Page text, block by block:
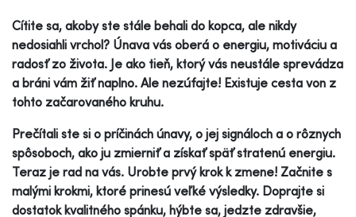
Cítite sa, akoby ste stále behali do kopca, ale nikdy
nedosiahli vrchol? Únava vás oberá o energiu, motiváciu a
radosť zo života. Je ako tieň, ktorý vás neustále sprevádza
a bráni vám žiť naplno. Ale nezúfajte! Existuje cesta von z
tohto začarovaného kruhu.
Prečítali ste si o príčinách únavy, o jej signáloch a o rôznych
spôsoboch, ako ju zmierniť a získať späť stratenú energiu.
Teraz je rad na vás. Urobte prvý krok k zmene! Začnite s
malými krokmi, ktoré prinesú veľké výsledky. Doprajte si
dostatok kvalitného spánku, hýbte sa, jedzte zdravšie,